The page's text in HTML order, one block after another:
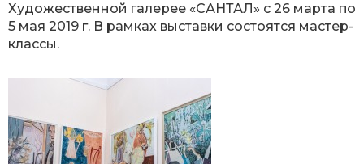
Художественной галерее «САНТАЛ» с 26 марта по
5 мая 2019 г. В рамках выставки состоятся мастер-
классы.